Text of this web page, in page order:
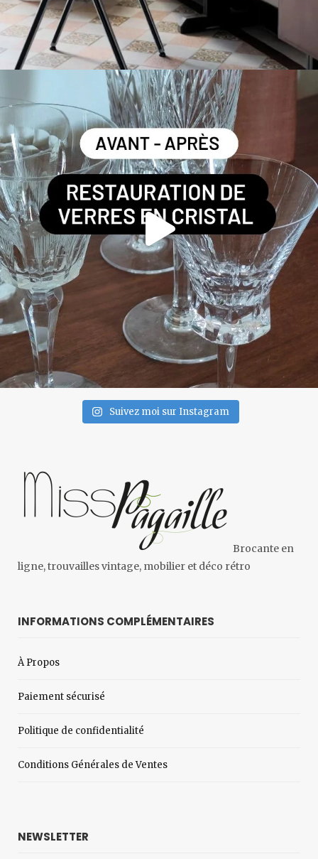
Suivez moi sur Instagram
Brocante en
ligne, trouvailles vintage, mobilier et déco rétro
INFORMATIONS COMPLÉMENTAIRES
À Propos
Paiement sécurisé
Politique de confidentialité
Conditions Générales de Ventes
NEWSLETTER